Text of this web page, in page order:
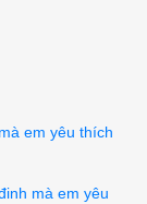
em yêu thích
mà em yêu